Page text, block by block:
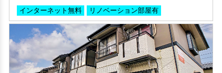
家賃1ヶ月無料 敷金・礼金ゼロ 動画案内
賃貸アパート ハイカムール耕納